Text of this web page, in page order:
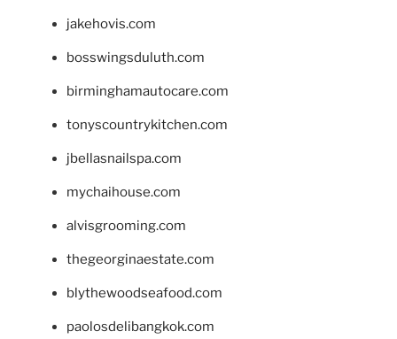
jakehovis.com
bosswingsduluth.com
birminghamautocare.com
tonyscountrykitchen.com
jbellasnailspa.com
mychaihouse.com
alvisgrooming.com
thegeorginaestate.com
blythewoodseafood.com
paolosdelibangkok.com